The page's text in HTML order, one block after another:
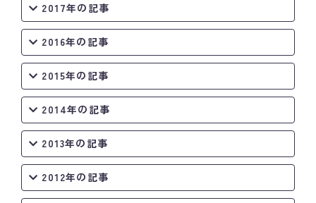
2017年の記事
2016年の記事
2015年の記事
2014年の記事
2013年の記事
2012年の記事